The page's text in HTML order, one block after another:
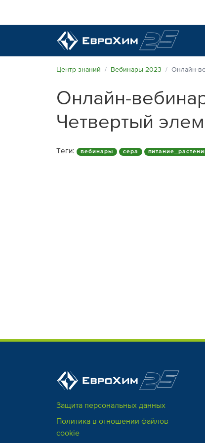
Наши удобрения
Полевые опыты
Новости и события
Центр знаний Вебинары 2023 Онлайн-
Онлайн-
Четвертый
Теги: вебинары сера
Защита персональных данных
Политика в отношении файлов
cookie